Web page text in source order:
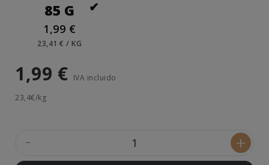
85 G
1,99 €
23,41 € / KG
1,99 € IVA incluido
23,4€/kg
- +